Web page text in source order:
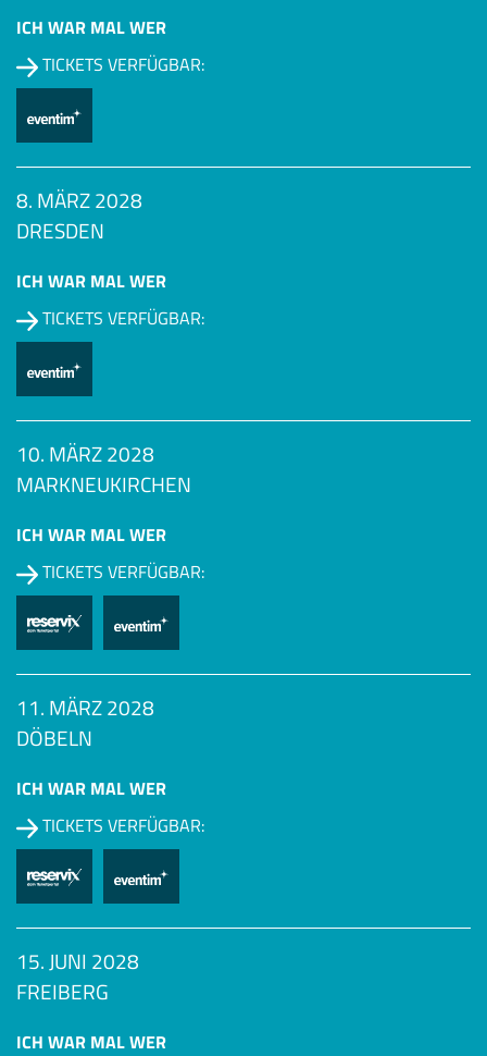
ICH WAR MAL WER
TICKETS VERFÜGBAR:
8. MÄRZ 2028
DRESDEN
ICH WAR MAL WER
TICKETS VERFÜGBAR:
10. MÄRZ 2028
MARKNEUKIRCHEN
ICH WAR MAL WER
TICKETS VERFÜGBAR:
11. MÄRZ 2028
DÖBELN
ICH WAR MAL WER
TICKETS VERFÜGBAR:
15. JUNI 2028
FREIBERG
ICH WAR MAL WER